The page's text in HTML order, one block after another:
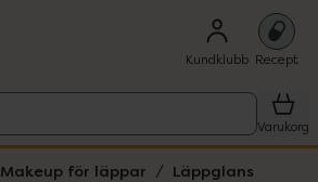
Kundklubb Recept
Varukorg
Makeup för läppar Läppglans